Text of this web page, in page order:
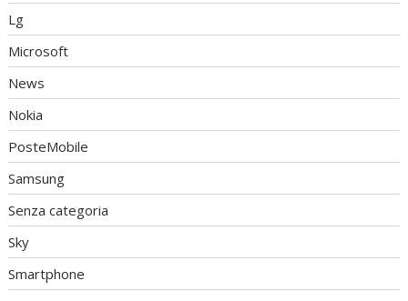
Lg
Microsoft
News
Nokia
PosteMobile
Samsung
Senza categoria
Sky
Smartphone